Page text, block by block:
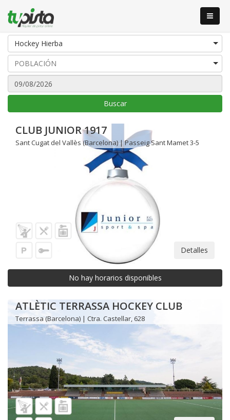
Hockey Hierba
Buscar
CLUB JUNIOR 1917
Sant Cugat del Vallès (Barcelona) | Passeig Sant Mamet 3-5
Detalles
No hay horarios disponibles
ATLÈTIC TERRASSA HOCKEY CLUB
Terrassa (Barcelona) | Ctra. Castellar, 628